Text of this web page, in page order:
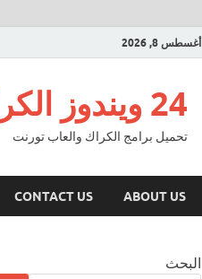
أغسطس 8, 2026
24 ويندوز الكراك
تحميل برامج الكراك والعاب تورنت
ABOUT US
CONTACT US
البحث